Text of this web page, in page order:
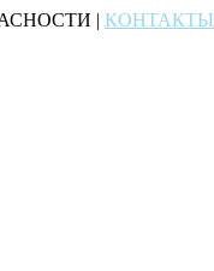
| КОНТАКТЫ